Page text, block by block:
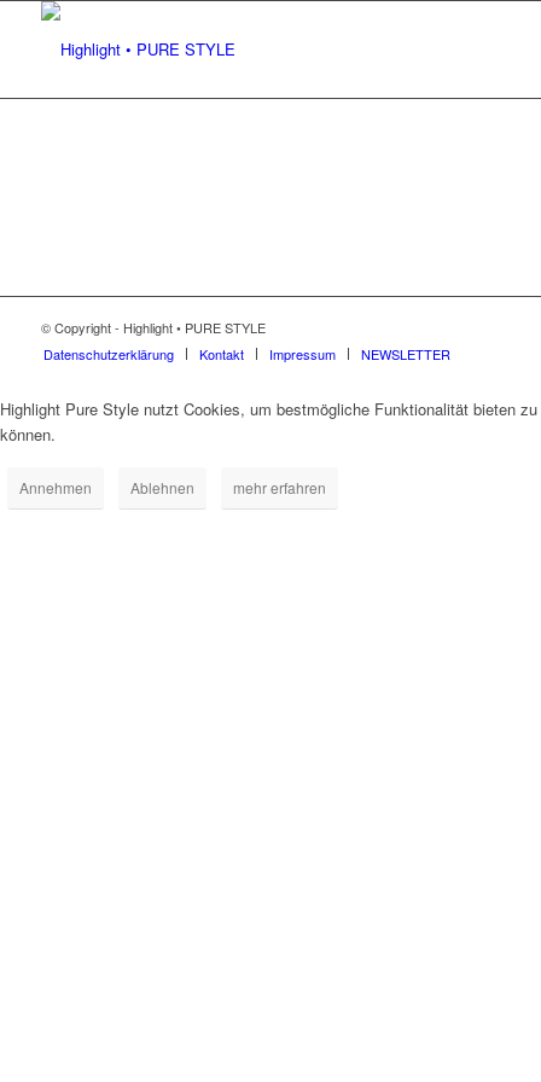
© Copyright - Highlight • PURE STYLE
Datenschutzerklärung
Kontakt Impressum NEWSLETTER
Highlight Pure Style nutzt Cookies, um bestmögliche Funktionalität bieten zu
können.
Annehmen Ablehnen mehr erfahren